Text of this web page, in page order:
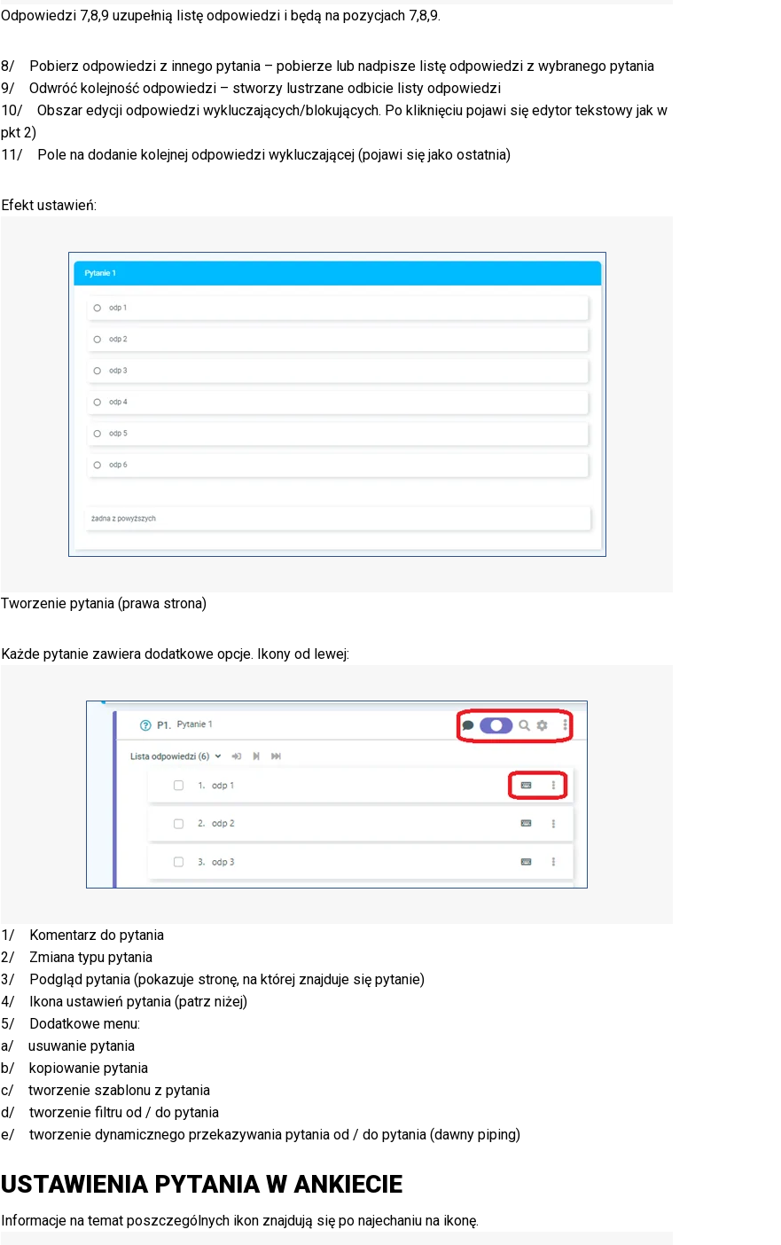
Odpowiedzi 7,8,9 uzupełnią listę odpowiedzi i będą na pozycjach 7,8,9.
8/ Pobierz odpowiedzi z innego pytania – pobierze lub nadpisze listę odpowiedzi z wybranego pytania
9/ Odwróć kolejność odpowiedzi – stworzy lustrzane odbicie listy odpowiedzi
10/ Obszar edycji odpowiedzi wykluczających/blokujących. Po kliknięciu pojawi się edytor tekstowy jak w
pkt 2)
11/ Pole na dodanie kolejnej odpowiedzi wykluczającej (pojawi się jako ostatnia)
Efekt ustawień:
Tworzenie pytania (prawa strona)
Każde pytanie zawiera dodatkowe opcje. Ikony od lewej:
1/ Komentarz do pytania
2/ Zmiana typu pytania
3/ Podgląd pytania (pokazuje stronę, na której znajduje się pytanie)
4/ Ikona ustawień pytania (patrz niżej)
5/ Dodatkowe menu:
a/ usuwanie pytania
b/ kopiowanie pytania
c/ tworzenie szablonu z pytania
d/ tworzenie filtru od / do pytania
e/ tworzenie dynamicznego przekazywania pytania od / do pytania (dawny piping)
USTAWIENIA PYTANIA W ANKIECIE
Informacje na temat poszczególnych ikon znajdują się po najechaniu na ikonę.